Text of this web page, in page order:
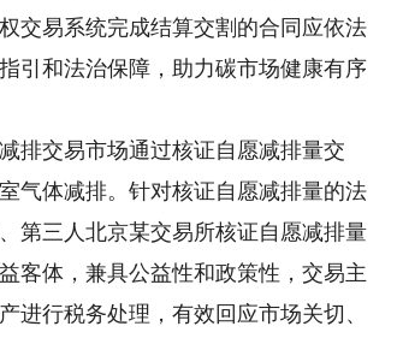
交易系统完成结算交割的合同应依法
引和法治保障，助力碳市场健康有序
交易市场通过核证自愿减排量交
气体减排。针对核证自愿减排量的法
第三人北京某交易所核证自愿减排量
客体，兼具公益性和政策性，交易主
进行税务处理，有效回应市场关切、